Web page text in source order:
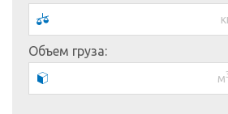
Объем груза:
м